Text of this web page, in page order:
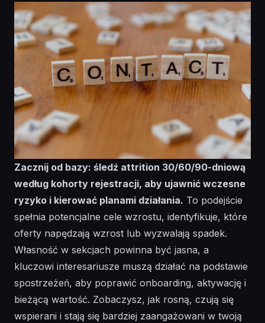
Zacznij od bazy: śledź attrition 30/60/90-dniową
według kohorty rejestracji, aby ujawnić wczesne
ryzyko i kierować planami działania. To podejście
spełnia potencjalne cele wzrostu, identyfikuje, które
oferty napędzają wzrost lub wyzwalają spadek.
Własność w sekcjach powinna być jasna, a
kluczowi interesariusze muszą działać na podstawie
spostrzeżeń, aby poprawić onboarding, aktywację i
bieżącą wartość. Zobaczysz, jak rosną, czują się
wspierani i stają się bardziej zaangażowani w twoją